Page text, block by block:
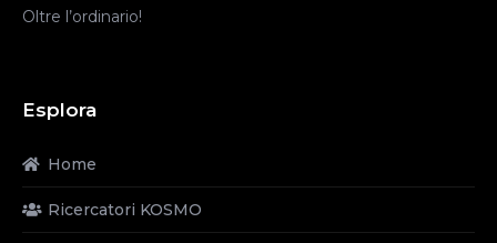
Oltre l’ordinario!
Esplora
Home
Ricercatori KOSMO